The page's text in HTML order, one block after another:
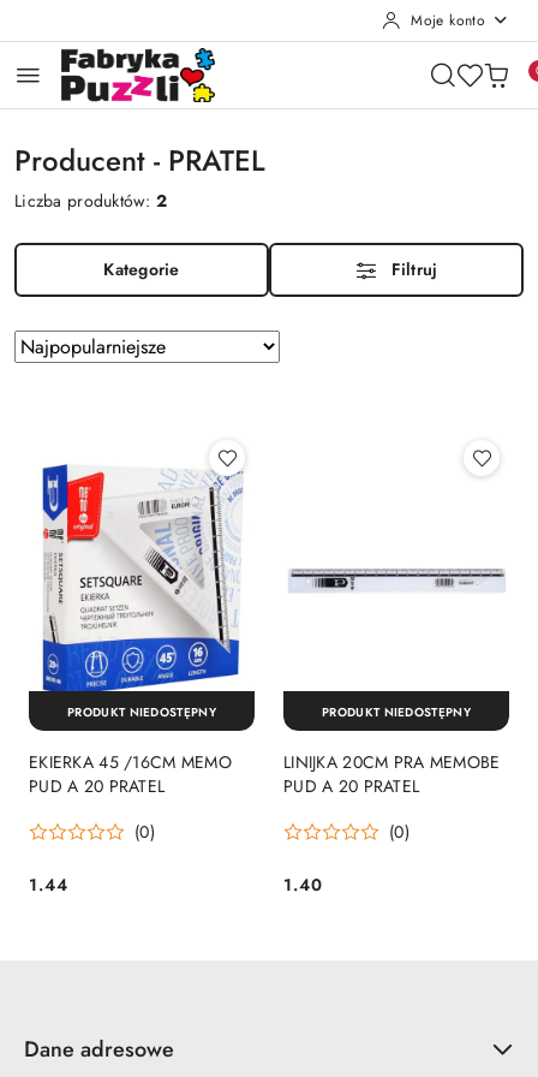
Moje konto
Producent - PRATEL
Liczba produktów:2
Kategorie Filtruj
Zastosowano
sortowanie:
Sortuj
według
EKIERKA 45 /16CM MEMO
PUD A 20 PRATEL
(0)
Cena:
1.44
PRODUKT NIEDOSTĘPNY
LINIJKA 20CM PRA MEMOBE
PUD A 20 PRATEL
(0)
Cena:
1.40
PRODUKT NIEDOSTĘPNY
Dane adresowe